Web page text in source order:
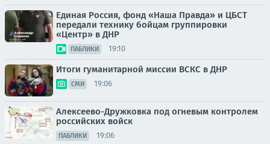
Единая Россия, фонд «Наша Правда» и ЦБСТ
передали технику бойцам группировки
«Центр» в ДНР
ПАБЛИКИ 19:10
Итоги гуманитарной миссии ВСКС в ДНР
СМИ 19:06
Алексеево-Дружковка под огневым контролем
российских войск
ПАБЛИКИ 19:06